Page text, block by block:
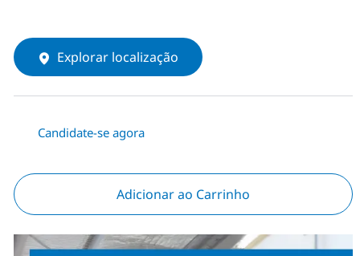
Explorar localização
Candidate-se agora
Adicionar ao Carrinho